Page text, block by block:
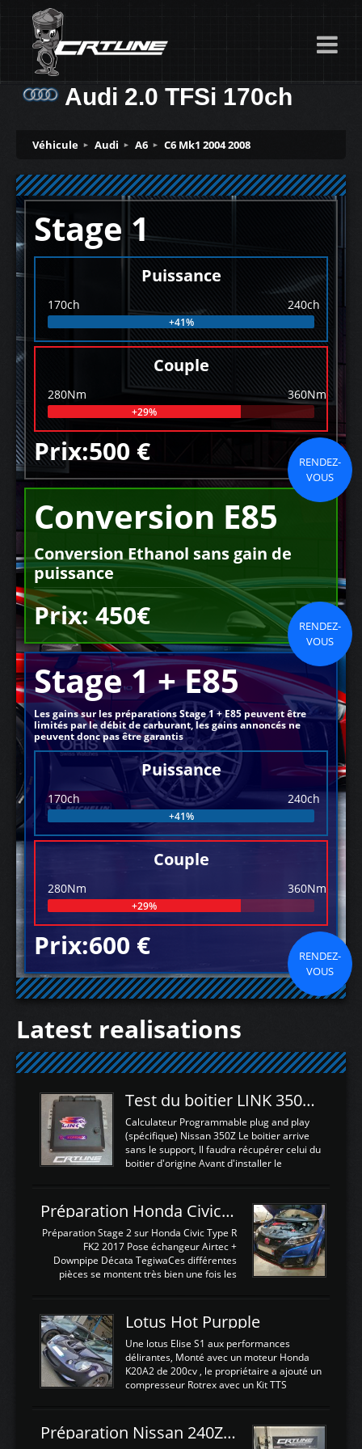
Audi 2.0 TFSi 170ch
Véhicule Audi A6 C6 Mk1 2004 2008
Stage 1
Puissance
170ch 240ch
+41%
Couple
280Nm 360Nm
+29%
Prix:500 €
RENDEZ-
VOUS
Conversion E85
Conversion Ethanol sans gain de
puissance
Prix: 450€
RENDEZ-
VOUS
Stage 1 + E85
Les gains sur les préparations Stage 1 + E85 peuvent être
limités par le débit de carburant, les gains annoncés ne
peuvent donc pas être garantis
Puissance
170ch 240ch
+41%
Couple
280Nm 360Nm
+29%
Prix:600 €
RENDEZ-
VOUS
Latest realisations
Test du boitier LINK 350Z Plugin ECU
Calculateur Programmable plug and play
(spécifique) Nissan 350Z Le boitier arrive
sans le support, Il faudra récupérer celui du
boitier d'origine Avant d'installer le
d'envoyer l'information de la large bande
dans le boitier. sydney sweeney deepfake
La sortie 0-5V de l'afr sera connectée sur
l'entrée AN Volt 8 et GndAN pour
Analogique, et Volt car l'information est une
tension (Pas une résistance variable d'un
est temps de brancher le ...
Préparation Honda Civic Type R FK2
Préparation Stage 2 sur Honda Civic Type R
FK2 2017 Pose échangeur Airtec +
Downpipe Décata TegiwaCes différentes
pièces se montent très bien une fois les
légere découpe du plastique inferieur,
negénant en rien la structure ou le
fonctionnement du fond plat. Une
reprogrammation Stage 2 est faite sur le
calculateur d'origine. Une alternative
économique au passage sur Hondata
d'origine 310cv et 400Nn , Une fois
reprogrammé et les ...
Lotus Hot Purpple
Une lotus Elise S1 aux performances
délirantes, Monté avec un moteur Honda
K20A2 de 200cv , le propriétaire a ajouté un
compresseur Rotrex avec un Kit TTS
d'augmenter la puissance de son moteur:
un watercooler a été ajouté. 300Cv sans
Préparation Nissan 240Z SR20DET